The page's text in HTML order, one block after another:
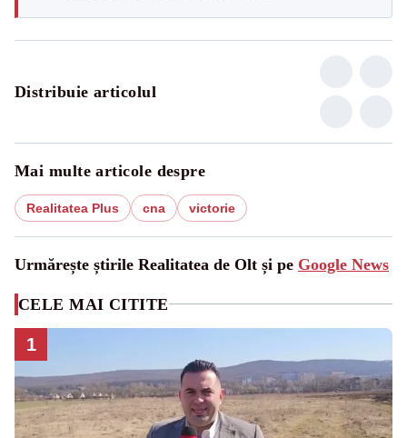
Distribuie articolul
Mai multe articole despre
Realitatea Plus cna victorie
Urmărește știrile Realitatea de Olt și pe Google News
CELE MAI CITITE
1